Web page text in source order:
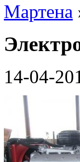
Мартена
14-04-